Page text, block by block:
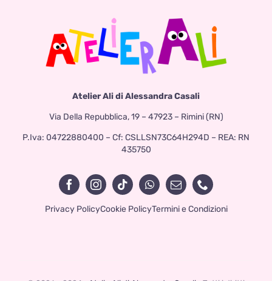
Atelier Ali di Alessandra Casali
Via Della Repubblica, 19 – 47923 – Rimini (RN)
P.Iva: 04722880400 – Cf: CSLLSN73C64H294D – REA: RN
435750
Privacy PolicyCookie PolicyTermini e Condizioni